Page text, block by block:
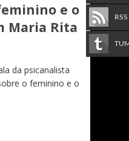
e o
Maria Rita
da psicanalista
o feminino e o
RSS